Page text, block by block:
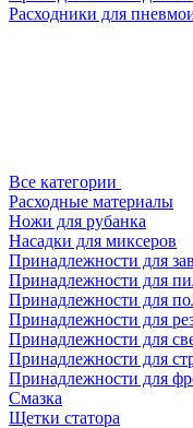
Расходники для
Все категории
Расходные материалы
Ножи для рубанка
Насадки для миксеров
Принадлежности для
Принадлежности для
Принадлежности для
Принадлежности для
Принадлежности для
Принадлежности для
Принадлежности для
Смазка
Щетки статора